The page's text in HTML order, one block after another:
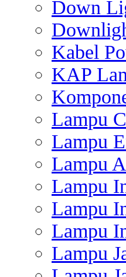
Down
Kabel
KAP
Lampu
Lampu
Lampu
Lampu
Lampu
Lampu
Lampu